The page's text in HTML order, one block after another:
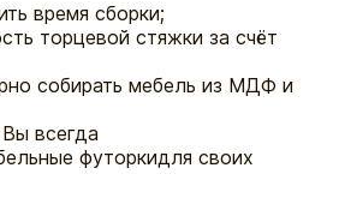
время сборки;
торцевой стяжки за счёт
собирать мебель из МДФ и
всегда
футоркидля своих